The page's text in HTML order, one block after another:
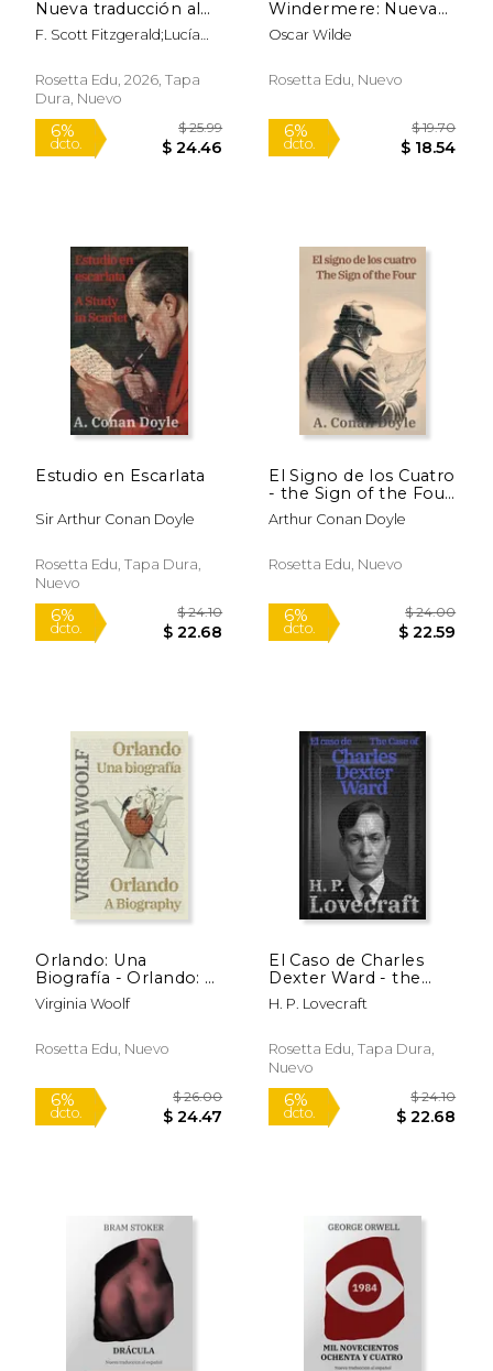
6% $ 9.99 50%
Nueva traducción al
español
F. Scott Fitzgerald;Lucía
Rosetta Edu, 2026, Tapa
Dura, Nuevo
6%
$ 24.46
Windermere: Nueva
Traducción al Español
Oscar Wilde
Rosetta Edu, Nuevo
Estudio en Escarlata
Sir Arthur Conan Doyle
Rosetta Edu, Tapa Dura,
Nuevo
6% $ 24.10
El Signo de los Cuatro
- the Sign of the Four:
Texto Paralelo
Bilingüe - Bilingual
Español
Arthur Conan Doyle
Rosetta Edu, Nuevo
6% $
Orlando: Una
Biografía - Orlando: A
Biography: Texto
Paralelo Bilingüe -
Inglés - Español
Virginia Woolf
Rosetta Edu, Nuevo
El Caso de Charles
Dexter Ward - the
Case of Charles
Dexter Ward: Texto
Bilingual Edition:
Inglés - Español
H. P. Lovecraft
Rosetta Edu, Tapa Dura,
Nuevo